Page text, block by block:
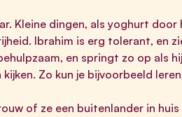
Kleine dingen, als yoghurt
Ibrahim is erg tolerant, en
en springt zo op als
Zo kun je bijvoorbeeld
of ze een buitenlander in